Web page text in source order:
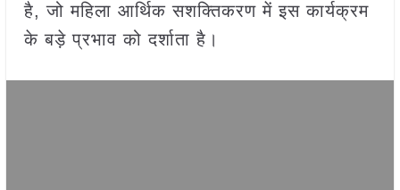
है, जो महिला आर्थिक सशक्तिकरण में इस कार्यक्रम
के बड़े प्रभाव को दर्शाता है।